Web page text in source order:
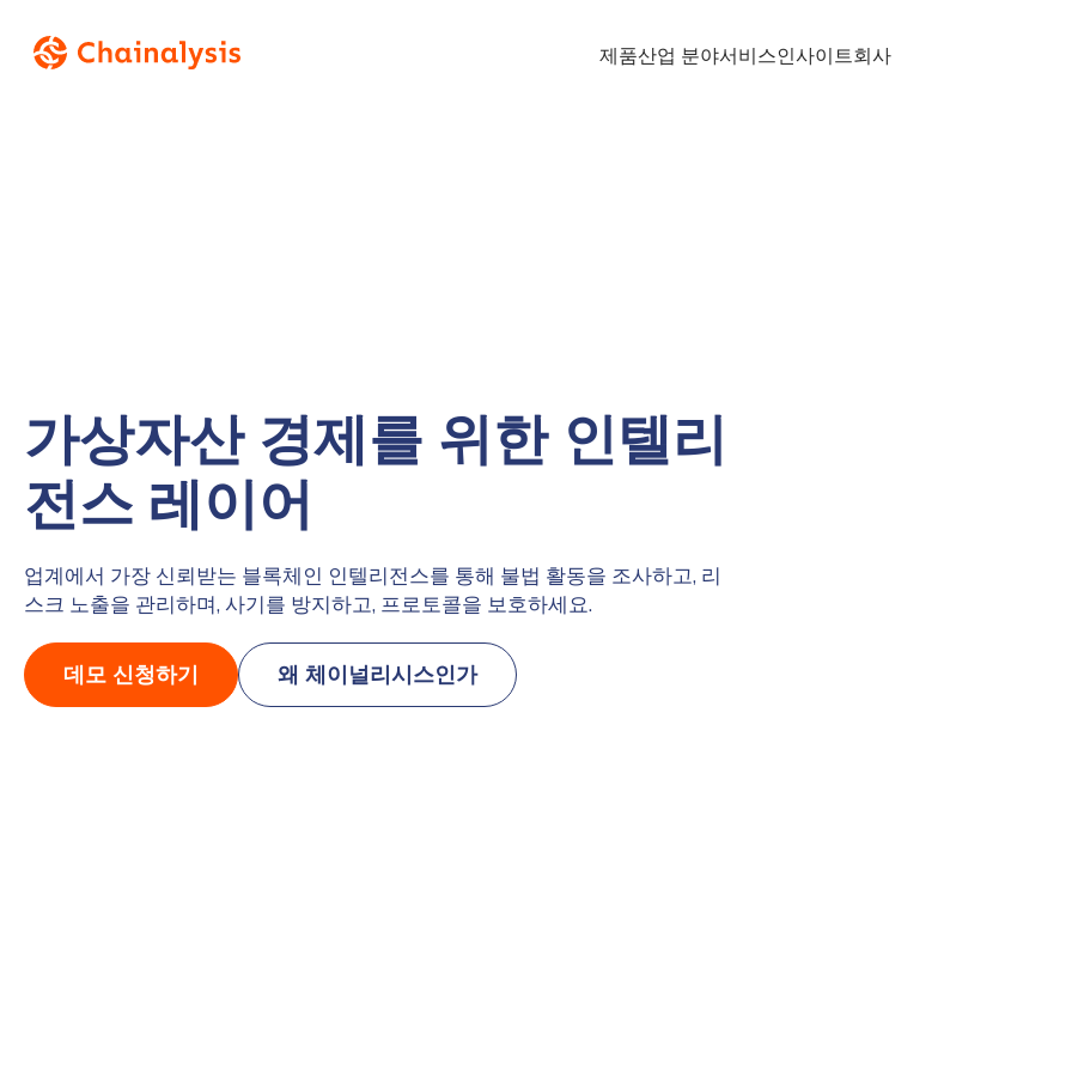
제품산업 분야서비스인사이트회사
가상자산 경제를 위한 인텔리
전스 레이어
업계에서 가장 신뢰받는 블록체인 인텔리전스를 통해 불법 활동을 조사하고, 리
스크 노출을 관리하며, 사기를 방지하고, 프로토콜을 보호하세요.
데모 신청하기 왜 체이널리시스인가